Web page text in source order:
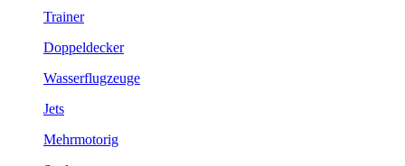
Trainer
Doppeldecker
Wasserflugzeuge
Jets
Mehrmotorig